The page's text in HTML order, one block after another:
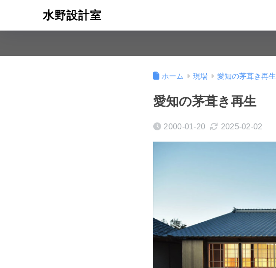
水野設計室
ホーム 現場 愛知の茅葺き再生
愛知の茅葺き再生
2000-01-20 2025-02-02